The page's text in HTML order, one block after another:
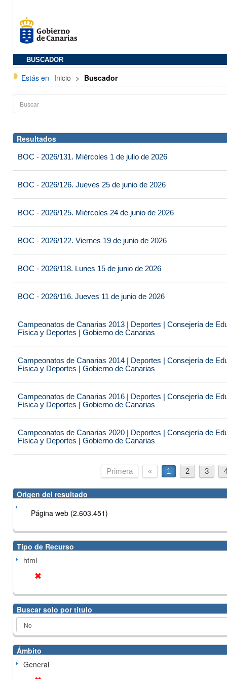
BUSCADOR
Estás en Inicio > Buscador
Resultados
BOC - 2026/131. Miércoles 1 de julio de 2026
BOC - 2026/126. Jueves 25 de junio de 2026
BOC - 2026/125. Miércoles 24 de junio de 2026
BOC - 2026/122. Viernes 19 de junio de 2026
BOC - 2026/118. Lunes 15 de junio de 2026
BOC - 2026/116. Jueves 11 de junio de 2026
Campeonatos de Canarias 2013 | Deportes | Consejería de
Física y Deportes | Gobierno de Canarias
Campeonatos de Canarias 2014 | Deportes | Consejería de
Física y Deportes | Gobierno de Canarias
Campeonatos de Canarias 2016 | Deportes | Consejería de
Física y Deportes | Gobierno de Canarias
Campeonatos de Canarias 2020 | Deportes | Consejería de
Física y Deportes | Gobierno de Canarias
Primera « 1 2 3
Origen del resultado
Página web (2.603.451)
Tipo de Recurso
html
Buscar solo por título
Ámbito
General